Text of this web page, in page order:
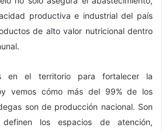
productiva e industrial del país
de alto valor nutricional dentro
en el territorio para fortalecer la
vemos cómo más del 99% de los
son de producción nacional. Son
los espacios de atención,